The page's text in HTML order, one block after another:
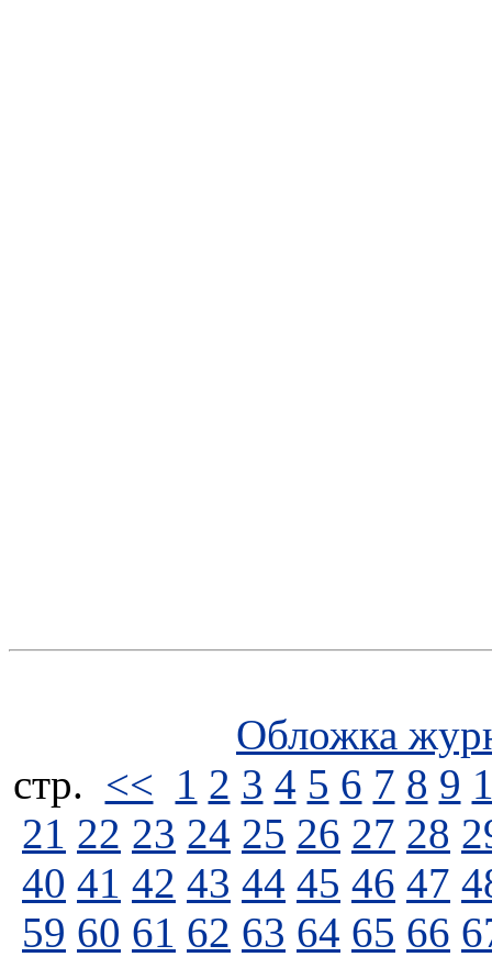
Обложка
стp. << 1 2 3 4 5 6 7 8 9
21 22 23 24 25 26 27 28
40 41 42 43 44 45 46 47
59 60 61 62 63 64 65 66